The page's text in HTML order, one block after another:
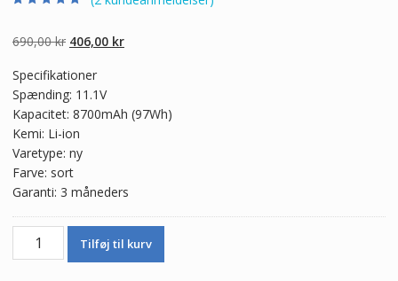
baseret på
kundebedømmel
690,00kr Den
pris
var:
690,00 kr.
406,00 krDen
406,00 kr.
Specifikationer
Spænding: 11.1V
Kapacitet: 8700mAh (97Wh)
Kemi: Li-ion
Varetype: ny
Farve: sort
Garanti: 3 måneders
Ægte
Tilføj til kurv